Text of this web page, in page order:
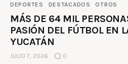
DEPORTES DESTACADOS OTROS
MÁS DE 64 MIL
PASIÓN DEL FÚTBOL EN
YUCATÁN
JULIO 7, 2026 0